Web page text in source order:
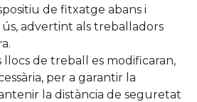
de fitxatge abans i
ús, advertint als treballadors
llocs de treball es modificaran,
per a garantir la
la distància de seguretat